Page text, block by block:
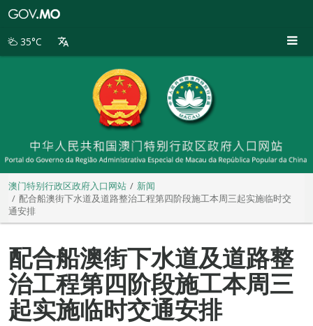
别
35°C
澳门特别行政区政府入口网站
新闻
配合船澳街下水道及道路整治工程第四阶段施工本周三起实施临时交
通安排
配合船澳街下水道及道路整
治工程第四阶段施工本周三
起实施临时交通安排